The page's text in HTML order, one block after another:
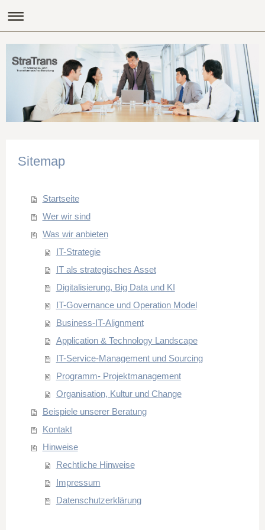
Sitemap
Startseite
Wer wir sind
Was wir anbieten
IT-Strategie
IT als strategisches Asset
Digitalisierung, Big Data und KI
IT-Governance und Operation Model
Business-IT-Alignment
Application & Technology Landscape
IT-Service-Management und Sourcing
Programm- Projektmanagement
Organisation, Kultur und Change
Beispiele unserer Beratung
Kontakt
Hinweise
Rechtliche Hinweise
Impressum
Datenschutzerklärung